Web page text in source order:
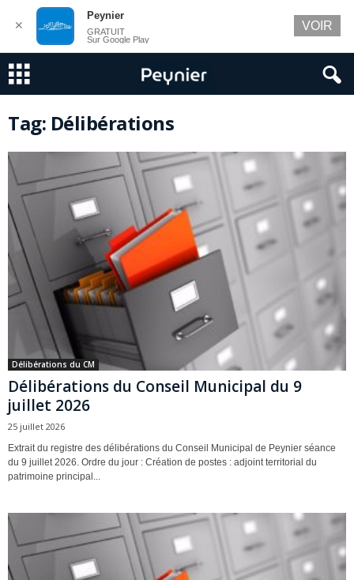
Tag: Délibérations
Délibérations du CM
Délibérations du Conseil Municipal du 9
juillet 2026
25 juillet 2026
Extrait du registre des délibérations du Conseil Municipal de Peynier séance
du 9 juillet 2026. Ordre du jour : Création de postes : adjoint territorial du
patrimoine principal...
✕
Peynier
GRATUIT
Sur Google Play
VOIR